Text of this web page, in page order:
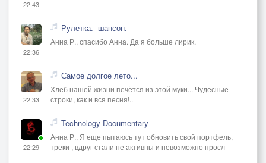
22:43
22:36
Рулетка.- шансон.
Анна Р., спасибо Анна. Да я больше лирик.
22:33
Самое долгое лето...
Хлеб нашей жизни печётся из этой муки... Чудесные
строки, как и вся песня!..
22:29
Technology Documentary
Анна Р., Я еще пытаюсь тут обновить свой портфель,
треки , вдруг стали не активны и невозможно просл